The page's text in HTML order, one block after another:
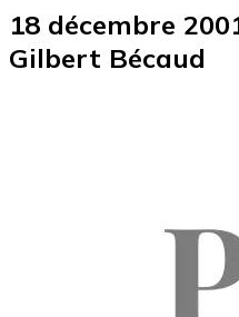
18 décembre
Gilbert Bécaud